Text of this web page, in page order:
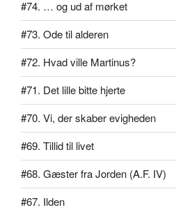
#74. … og ud af mørket
#73. Ode til alderen
#72. Hvad ville Martinus?
#71. Det lille bitte hjerte
#70. Vi, der skaber evigheden
#69. Tillid til livet
#68. Gæster fra Jorden (A.F. IV)
#67. Ilden